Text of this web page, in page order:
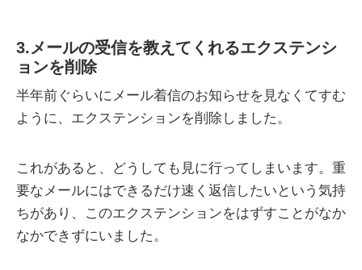
3.メールの受信を教えてくれるエクステンシ
ョンを削除
半年前ぐらいにメール着信のお知らせを見なくてすむ
ように、エクステンションを削除しました。
これがあると、どうしても見に行ってしまいます。重
要なメールにはできるだけ速く返信したいという気持
ちがあり、このエクステンションをはずすことがなか
なかできずにいました。